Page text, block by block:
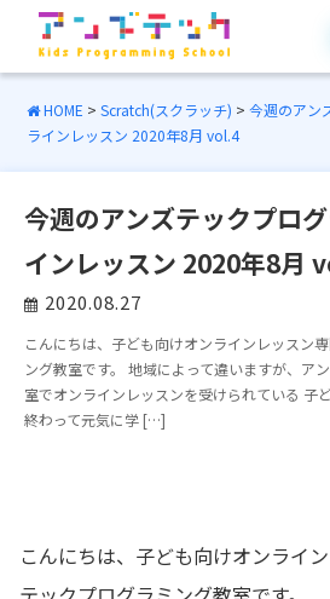
学べる内容
授業の流れ
授業時間・料金
よくあるご質問
📖 資料請求
HOME >Scratch(スクラッチ) >今週のアン
ラインレッスン 2020年8月 vol.4
今週のアンズテックプロ
インレッスン 2020年8月
2020.08.27
こんにちは、子ども向けオンラインレッスン
ング教室です。 地域によって違いますが、ア
室でオンラインレッスンを受けられている 子
終わって元気に学 […]
こんにちは、子ども向けオンライ